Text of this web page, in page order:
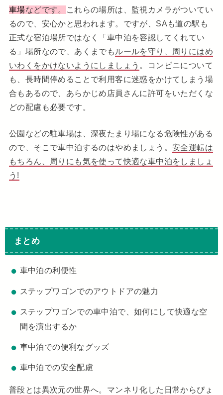
車場などです。
これらの場所は、監視カメラがついてい
るので、安心かと思われます。ですが、SAも道の駅も
正式な宿泊場所ではなく「車中泊を容認してくれてい
る」場所なので、あくまでも ルールを守り、周りにはめ
いわくをかけないようにしましょう 。コンビニについて
も、長時間停めることで利用客に迷惑をかけてしまう場
合もあるので、あらかじめ店員さんに許可をいただくな
どの配慮も必要です。
公園などの駐車場は、深夜たまり場になる危険性がある
ので、そこで車中泊するのはやめましょう。 安全運転は
もちろん、周りにも気を使って快適な車中泊をしましょ
う!
まとめ
車中泊の利便性
ステップワゴンでのアウトドアの魅力
ステップワゴンでの車中泊で、如何にして快適な空
間を演出するか
車中泊での便利なグッズ
車中泊での安全配慮
普段とは異次元の世界へ。マンネリ化した日常からぴょ